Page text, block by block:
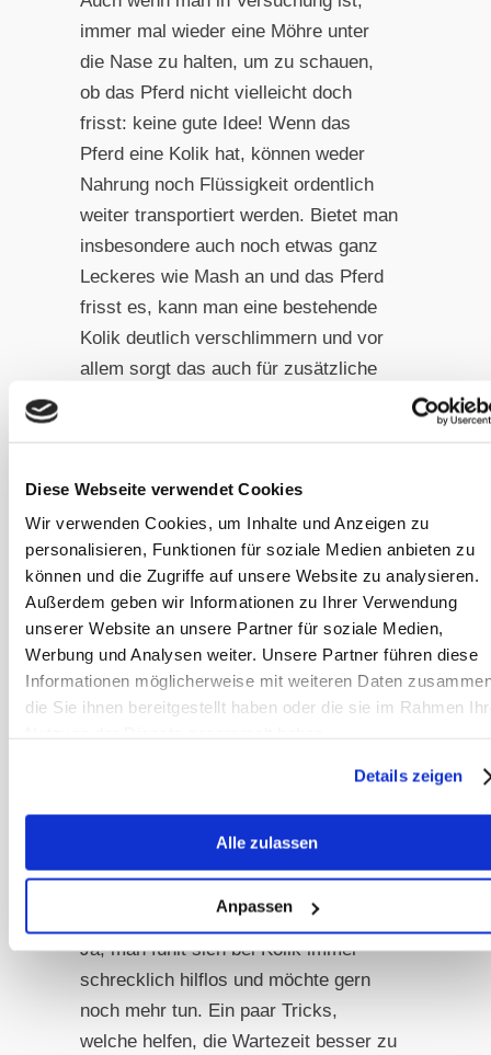
Diese Webseite verwendet Cookies
Wir verwenden Cookies, um Inhalte und Anzeigen zu
personalisieren, Funktionen für soziale Medien anbieten zu
können und die Zugriffe auf unsere Website zu analysieren.
Außerdem geben wir Informationen zu Ihrer Verwendung
unserer Website an unsere Partner für soziale Medien,
Werbung und Analysen weiter. Unsere Partner führen diese
Informationen möglicherweise mit weiteren Daten
die Sie ihnen bereitgestellt haben oder die sie im Rahmen
Details zeigen
Alle zulassen
Anpassen
immer mal wieder eine Möhre unter
die Nase zu halten, um zu schauen,
ob das Pferd nicht vielleicht doch
frisst: keine gute Idee! Wenn das
Pferd eine Kolik hat, können weder
Nahrung noch Flüssigkeit ordentlich
weiter transportiert werden. Bietet man
insbesondere auch noch etwas ganz
Leckeres wie Mash an und das Pferd
frisst es, kann man eine bestehende
Kolik deutlich verschlimmern und vor
allem sorgt das auch für zusätzliche
nicht sehen kann, ob es einen Reflux
aus dem Dünndarm in den Magen gibt.
Daher weder Futter noch Wasser
anbieten, auch wenn es länger dauern
Hof fährt. Jeder weiß, dass sich in der
Situation die Warteminuten zu Stunden
unbedingt etwas tun. Aber das beste,
Ja, man fühlt sich bei Kolik immer
schrecklich hilflos und möchte gern
noch mehr tun. Ein paar Tricks,
welche helfen, die Wartezeit besser zu